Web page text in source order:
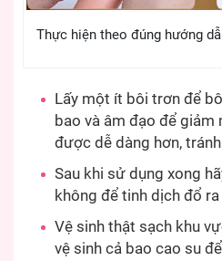
Thực hiện theo đúng hướng
Lấy một ít bôi trơn để
bao và âm đạo để giảm
được dễ dàng hơn,
Sau khi sử dụng xong
không để tinh dịch đổ ra
Vệ sinh thật sạch khu
vệ sinh cả bao cao su